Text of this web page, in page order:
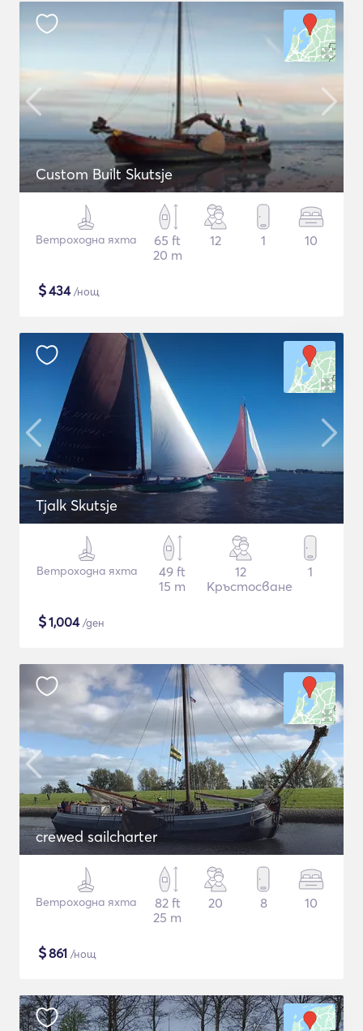
Custom Built Skutsje
Ветроходна яхта
65 ft
20 m
12 1 10
$434/нощ
Tjalk Skutsje
Ветроходна яхта
49 ft
15 m
12
Кръстосване
1
$1,004/ден
crewed sailcharter
Ветроходна яхта
82 ft
25 m
20 8 10
$861 /нощ